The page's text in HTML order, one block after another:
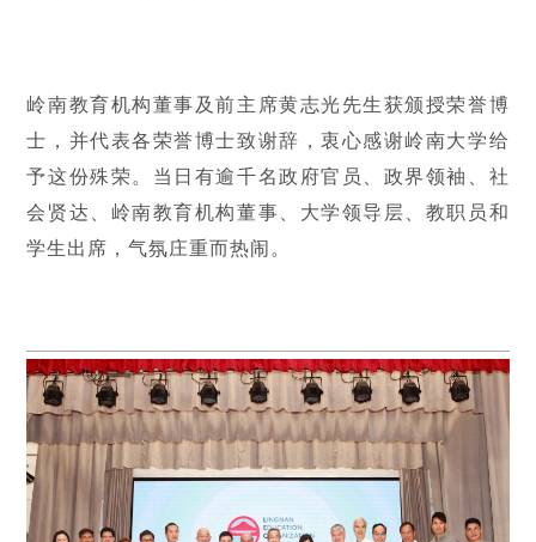
岭南教育机构董事及前主席黄志光先生获颁授荣誉博
士，并代表各荣誉博士致谢辞，衷心感谢岭南大学给
予这份殊荣。当日有逾千名政府官员、政界领袖、社
会贤达、岭南教育机构董事、大学领导层、教职员和
学生出席，气氛庄重而热闹。